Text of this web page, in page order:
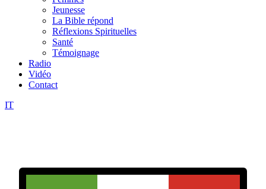
Jeunesse
La Bible répond
Réflexions Spirituelles
Santé
Témoignage
Radio
Vidéo
Contact
IT